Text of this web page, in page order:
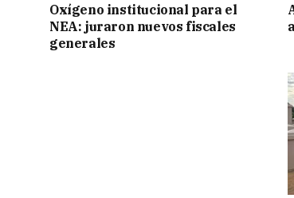
Oxígeno institucional para el
NEA: juraron nuevos fiscales
generales